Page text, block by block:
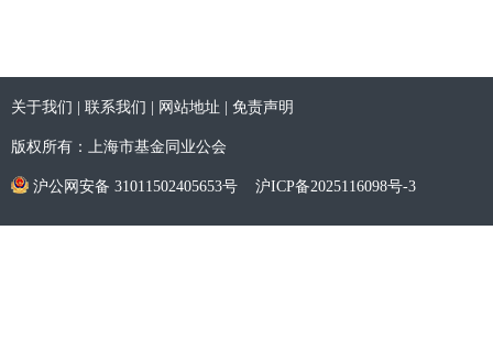
关于我们 联系我们 网站地址 免责声明
版权所有：上海市基金同业公会
沪公网安备 31011502405653号 沪ICP备2025116098号-3